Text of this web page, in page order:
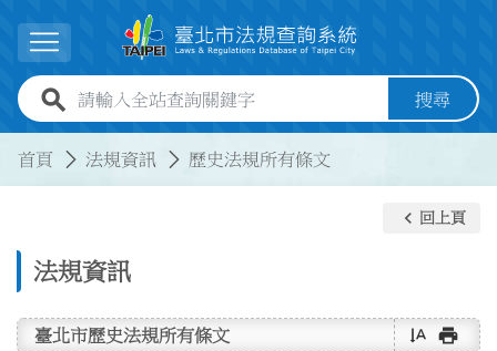
展開選單
全站查詢關鍵字欄位 搜尋
首頁 法規資訊 歷史法規所有條文
法規資訊
keyboard_arrow_left 回上頁
臺北市歷史法規所有條文 text_rotate_vertical print